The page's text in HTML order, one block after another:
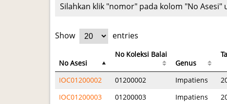
Silahkan klik "nomor" pada kolom "No
Show entries
No Asesi
No Koleksi Balai
Genus
IOC01200002
01200002 Impatiens
IOC01200003
01200003 Impatiens